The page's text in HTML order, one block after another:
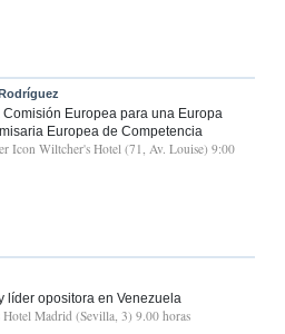
Europea para una Europa
Europea de Competencia
Icon Wiltcher's Hotel (71, Av. Louise) 9:00
líder opositora en Venezuela
Hotel Madrid (Sevilla, 3) 9.00 horas